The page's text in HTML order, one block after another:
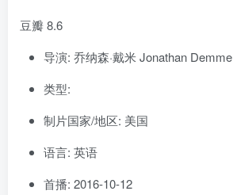
豆瓣 8.6
导演: 乔纳森·戴米 Jonathan Demme
类型:
制片国家/地区: 美国
语言: 英语
首播: 2016-10-12